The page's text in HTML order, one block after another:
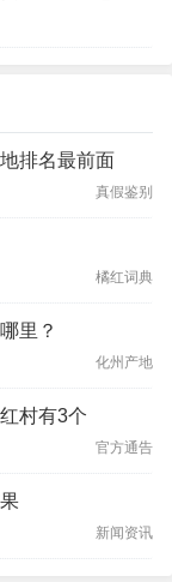
排名最前面
真假鉴别
橘红词典
里？
化州产地
村有3个
官方通告
新闻资讯